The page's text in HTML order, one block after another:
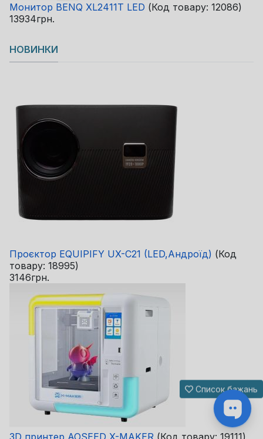
Монитор BENQ XL2411T LED (Код товару: 12086)
13934грн.
НОВИНКИ
Проєктор EQUIPIFY UX-C21 (LED,Андроїд) (Код
товару: 18995)
3146грн.
3D принтер AOSEED X-MAKER (Код товару: 19111)
Список бажань